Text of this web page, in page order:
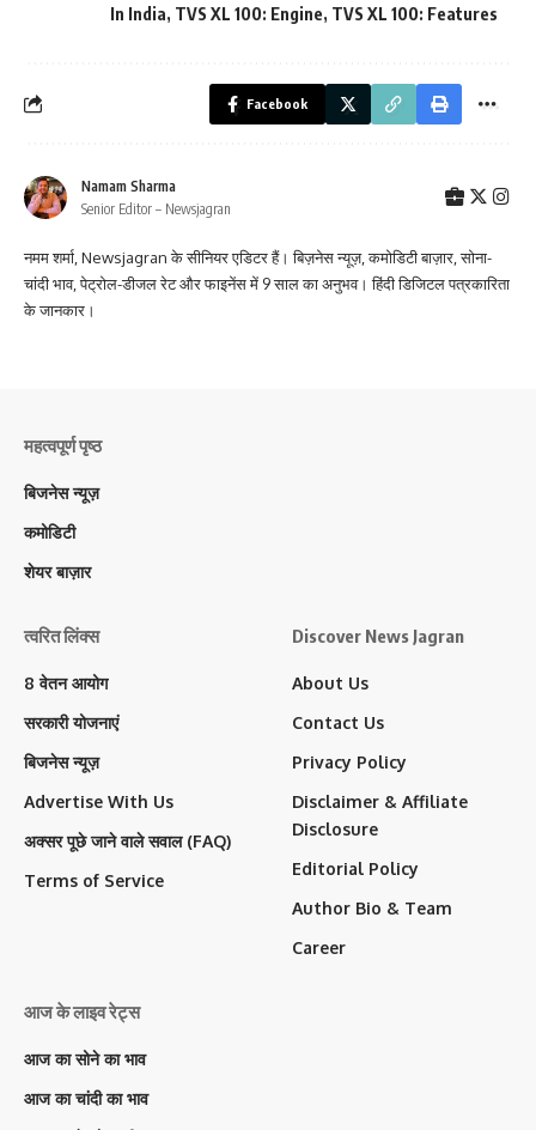
In India, TVS XL 100: Engine, TVS XL 100: Features
Facebook
Namam Sharma
Senior Editor – Newsjagran
नमम शर्मा, Newsjagran के सीनियर एडिटर हैं। बिज़नेस न्यूज़, कमोडिटी बाज़ार, सोना-
चांदी भाव, पेट्रोल-डीजल रेट और फाइनेंस में 9 साल का अनुभव। हिंदी डिजिटल पत्रकारिता
के जानकार।
महत्वपूर्ण पृष्ठ
बिजनेस न्यूज़
कमोडिटी
शेयर बाज़ार
त्वरित लिंक्स
8 वेतन आयोग
सरकारी योजनाएं
बिजनेस न्यूज़
Advertise With Us
अक्सर पूछे जाने वाले सवाल (FAQ)
Terms of Service
Discover News Jagran
About Us
Contact Us
Privacy Policy
Disclaimer & Affiliate
Disclosure
Editorial Policy
Author Bio & Team
Career
आज के लाइव रेट्स
आज का सोने का भाव
आज का चांदी का भाव